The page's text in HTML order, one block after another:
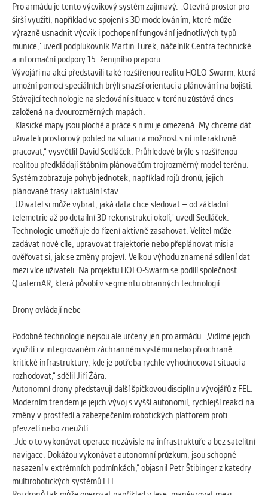
přiřazeny do některé z kategorií
uvedených výše.
Pro armádu je tento výcvikový systém zajímavý. „Otevírá prostor pro
širší využití, například ve spojení s 3D modelováním, které může
výrazně usnadnit výcvik i pochopení fungování jednotlivých typů
munice,“ uvedl podplukovník Martin Turek, náčelník Centra technické
a informační podpory 15. ženijního praporu.
Vývojáři na akci představili také rozšířenou realitu HOLO-Swarm, která
umožní pomocí speciálních brýlí snazší orientaci a plánování na bojišti.
Stávající technologie na sledování situace v terénu zůstává dnes
založená na dvourozměrných mapách.
„Klasické mapy jsou ploché a práce s nimi je omezená. My chceme dát
uživateli prostorový pohled na situaci a možnost s ní interaktivně
pracovat,“ vysvětlil David Sedláček. Průhledové brýle s rozšířenou
realitou předkládají štábním plánovačům trojrozměrný model terénu.
Systém zobrazuje pohyb jednotek, například rojů dronů, jejich
plánované trasy i aktuální stav.
„Uživatel si může vybrat, jaká data chce sledovat – od základní
telemetrie až po detailní 3D rekonstrukci okolí,“ uvedl Sedláček.
Technologie umožňuje do řízení aktivně zasahovat. Velitel může
zadávat nové cíle, upravovat trajektorie nebo přeplánovat misi a
ověřovat si, jak se změny projeví. Velkou výhodu znamená sdílení dat
mezi více uživateli. Na projektu HOLO-Swarm se podílí společnost
QuaternAR, která působí v segmentu obranných technologií.
Drony ovládají nebe
Podobné technologie nejsou ale určeny jen pro armádu. „Vidíme jejich
využití i v integrovaném záchranném systému nebo při ochraně
kritické infrastruktury, kde je potřeba rychle vyhodnocovat situaci a
rozhodovat,“ sdělil Jiří Žára.
Autonomní drony představují další špičkovou disciplínu vývojářů z FEL.
Moderním trendem je jejich vývoj s vyšší autonomií, rychlejší reakcí na
změny v prostředí a zabezpečením robotických platforem proti
převzetí nebo zneužití.
„Jde o to vykonávat operace nezávisle na infrastruktuře a bez satelitní
navigace. Dokážou vykonávat autonomní průzkum, jsou schopné
nasazení v extrémních podmínkách,“ objasnil Petr Štibinger z katedry
multirobotických systémů FEL.